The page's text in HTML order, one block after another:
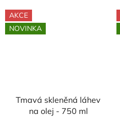
AKCE
NOVINKA
Tmavá skleněná láhev
na olej - 750 ml